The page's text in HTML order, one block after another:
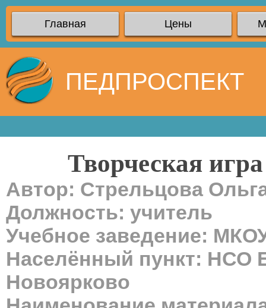
Главная Цены
ПЕДПРОСПЕКТ
Творческая
Автор: Стрельцова
Должность: учитель
Учебное заведение:
Населённый пункт: НСО
Новоярково